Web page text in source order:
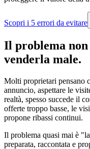
Scopri i 5 errori da evitare
Il problema non
venderla male.
Molti proprietari pensano
annuncio, aspettare le
realtà, spesso succede il
offerte troppo basse, le
propone ribassi continui.
Il problema quasi mai è
preparata, raccontata e